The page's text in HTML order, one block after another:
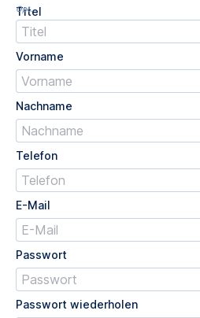
Titel
Opt.
Vorname
Nachname
Telefon
E-Mail
Passwort
Passwort wiederholen